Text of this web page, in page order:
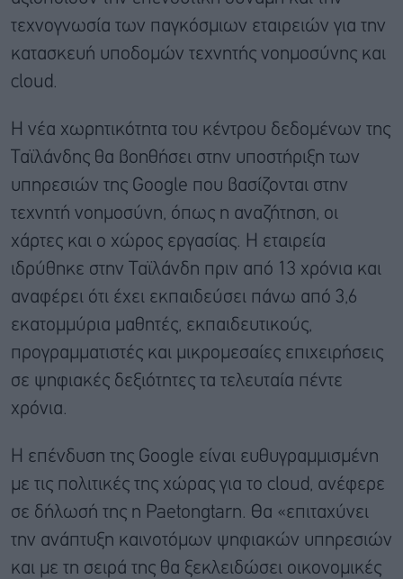
τεχνογνωσία των παγκόσμιων εταιρειών για την
κατασκευή υποδομών τεχνητής νοημοσύνης και
cloud.
Η νέα χωρητικότητα του κέντρου δεδομένων της
Ταϊλάνδης θα βοηθήσει στην υποστήριξη των
υπηρεσιών της Google που βασίζονται στην
τεχνητή νοημοσύνη, όπως η αναζήτηση, οι
χάρτες και ο χώρος εργασίας. Η εταιρεία
ιδρύθηκε στην Ταϊλάνδη πριν από 13 χρόνια και
αναφέρει ότι έχει εκπαιδεύσει πάνω από 3,6
εκατομμύρια μαθητές, εκπαιδευτικούς,
προγραμματιστές και μικρομεσαίες επιχειρήσεις
σε ψηφιακές δεξιότητες τα τελευταία πέντε
χρόνια.
Η επένδυση της Google είναι ευθυγραμμισμένη
με τις πολιτικές της χώρας για το cloud, ανέφερε
σε δήλωσή της η Paetongtarn. Θα «επιταχύνει
την ανάπτυξη καινοτόμων ψηφιακών υπηρεσιών
και με τη σειρά της θα ξεκλειδώσει οικονομικές